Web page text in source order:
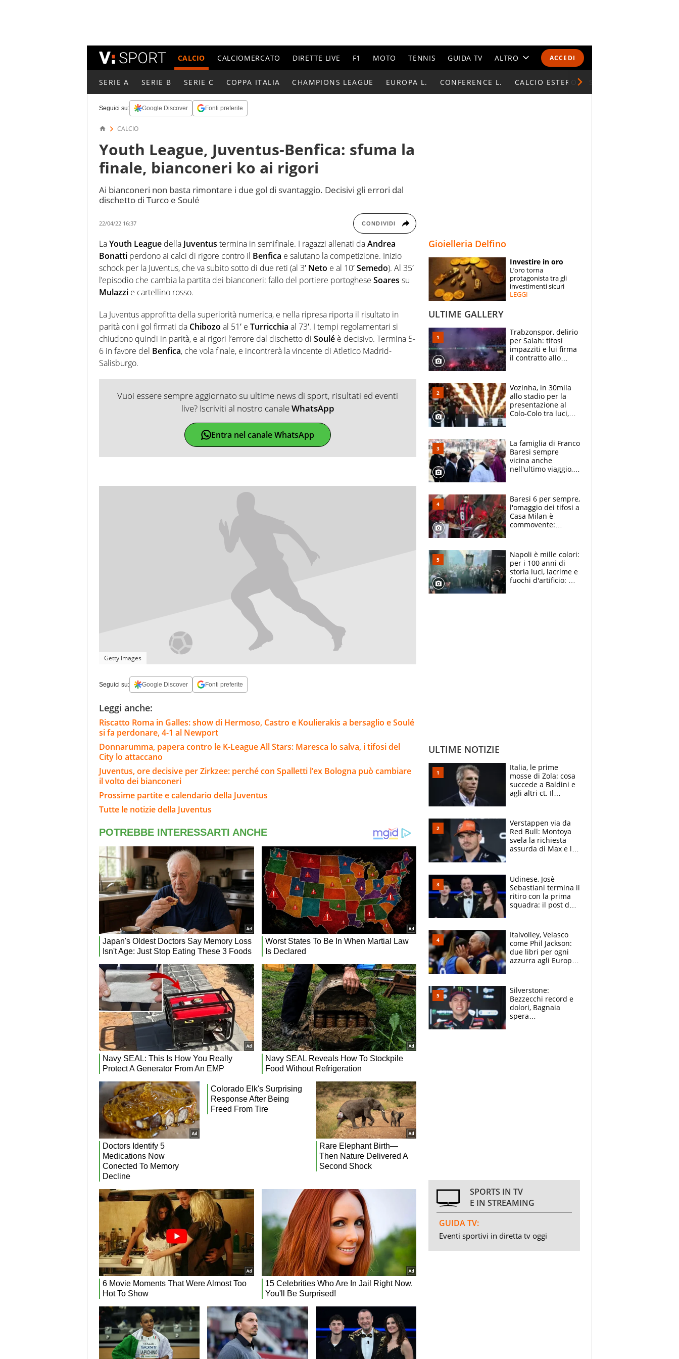
ACCEDI
CALCIO CALCIOMERCATO DIRETTE LIVE F1 MOTO TENNIS GUIDA TV ALTRO
CALENDARI E CLASSIFICHE
ESPERTI
CONTATTI
SERIE A SERIE B SERIE C COPPA ITALIA CHAMPIONS LEAGUE EUROPA L. CONFERENCE L. CALCIO ESTERO
Seguici su: Google Discover Fonti preferite
CALCIO
Youth League, Juventus-Benfica: sfuma la
finale, bianconeri ko ai rigori
Ai bianconeri non basta rimontare i due gol di svantaggio. Decisivi gli errori dal
dischetto di Turco e Soulé
22/04/22 16:37 CONDIVIDI
LaYouth League della Juventus termina in semifinale. I ragazzi allenati daAndrea
Bonatti perdono ai calci di rigore contro il Benfica e salutano la competizione. Inizio
schock per la Juventus, che va subito sotto di due reti (al 3′ Neto e al 10′Semedo). Al 35′
l’episodio che cambia la partita dei bianconeri: fallo del portiere portoghese Soares su
Mulazzi e cartellino rosso.
La Juventus approfitta della superiorità numerica, e nella ripresa riporta il risultato in
parità con i gol firmati da Chibozo al 51′ e Turricchia al 73′. I tempi regolamentari si
chiudono quindi in parità, e ai rigori l’errore dal dischetto di Soulé è decisivo. Termina 5-
6 in favore del Benfica, che vola finale, e incontrerà la vincente di Atletico Madrid-
Salisburgo.
Vuoi essere sempre aggiornato su ultime news di sport, risultati ed eventi
live? Iscriviti al nostro canaleWhatsApp
Entra nel canale WhatsApp
Getty Images
Seguici su: Google Discover Fonti preferite
Leggi anche:
Riscatto Roma in Galles: show di Hermoso, Castro e Koulierakis a bersaglio e Soulé
si fa perdonare, 4-1 al Newport
Donnarumma, papera contro le K-League All Stars: Maresca lo salva, i tifosi del
City lo attaccano
Juventus, ore decisive per Zirkzee: perché con Spalletti l’ex Bologna può cambiare
il volto dei bianconeri
Prossime partite e calendario della Juventus
Tutte le notizie della Juventus
Gioielleria Delfino
Investire in oro
L’oro torna
protagonista tra gli
investimenti sicuri
LEGGI
ULTIME GALLERY
Trabzonspor, delirio
per Salah: tifosi
impazziti e lui firma
il contratto allo
Vozinha, in 30mila
allo stadio per la
presentazione al
Colo-Colo tra luci,
La famiglia di Franco
Baresi sempre
vicina anche
nell'ultimo viaggio,
circondati
dall'affetto dei tifosi
Baresi 6 per sempre,
l'omaggio dei tifosi a
Casa Milan è
commovente:
bigliettini
Napoli è mille colori:
per i 100 anni di
storia luci, lacrime e
fuochi d'artificio: De
ULTIME NOTIZIE
Italia, le prime
mosse di Zola: cosa
succede a Baldini e
agli altri ct. Il
azzurri
Verstappen via da
Red Bull: Montoya
svela la richiesta
assurda di Max e lo
McLaren siano
meglio?”
Udinese, Josè
Sebastiani termina il
ritiro con la prima
squadra: il post del
sfondo
Italvolley, Velasco
come Phil Jackson:
due libri per ogni
azzurra agli Europei.
Silverstone:
Bezzecchi record e
dolori, Bagnaia
spera
SPORTS IN TV
E IN STREAMING
GUIDA TV:
Eventi sportivi in diretta tv oggi